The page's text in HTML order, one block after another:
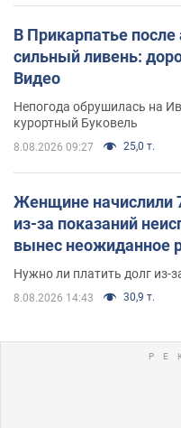
В Прикарпатье
сильный ливень:
Видео
Непогода обрушилась на
курортный Буковель
8.08.2026 09:27 25,0 т.
Женщине начислили
из-за показаний
вынес неожиданное
Нужно ли платить долг из-
8.08.2026 14:43 30,9 т.